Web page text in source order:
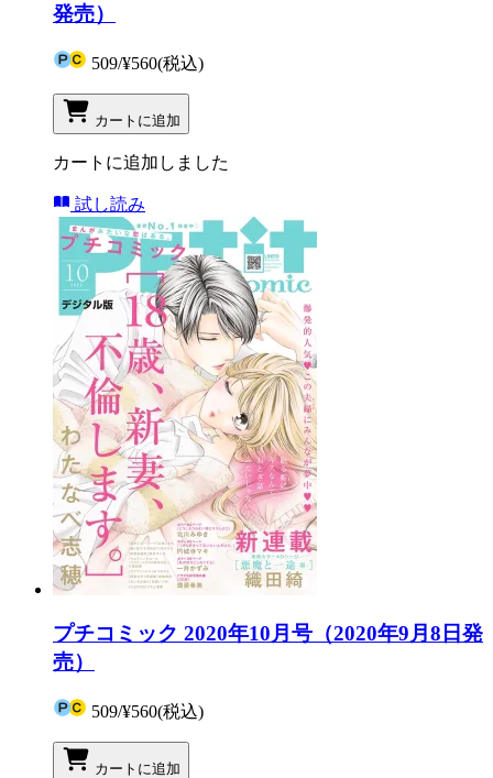
発売）
509/¥560(税込)
カートに追加
カートに追加しました
試し読み
プチコミック 2020年10月号（2020年9月8日発
売）
509/¥560(税込)
カートに追加